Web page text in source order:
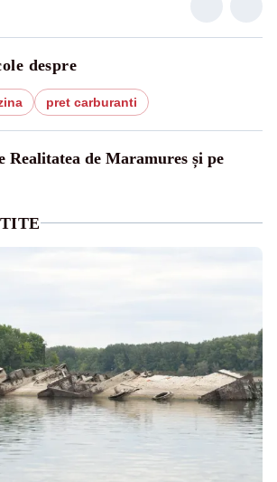
despre
pret carburanti
Realitatea de Maramures și pe